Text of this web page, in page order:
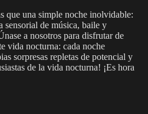
que una simple noche inolvidable:
sensorial de música, baile y
a nosotros para disfrutar de
vida nocturna: cada noche
sorpresas repletas de potencial y
de la vida nocturna! ¡Es hora